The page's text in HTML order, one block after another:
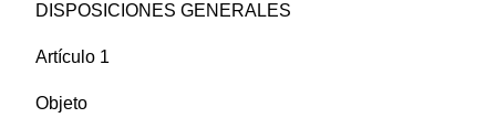
DISPOSICIONES GENERALES
Artículo 1
Objeto